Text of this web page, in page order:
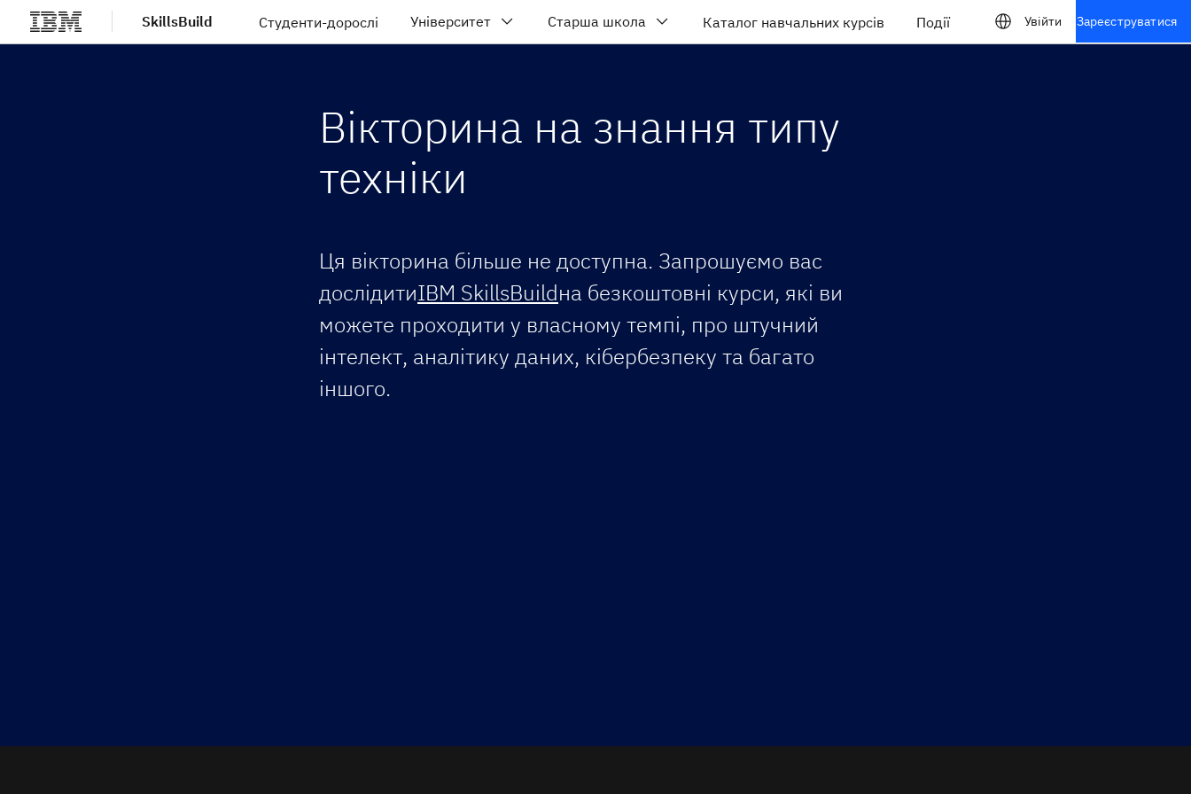
Перейти до основного вмісту
SkillsBuild Студенти-дорослі Університет Старша школа Каталог навчальних курсів Події Увійти Зареєструватися
Вікторина на знання типу
техніки
Ця вікторина більше не доступна. Запрошуємо вас
дослідитиIBM SkillsBuildна безкоштовні курси, які ви
можете проходити у власному темпі, про штучний
інтелект, аналітику даних, кібербезпеку та багато
іншого.